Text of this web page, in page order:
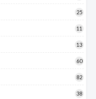
25
11
13
60
82
38